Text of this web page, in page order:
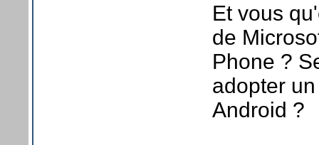
Et vous
de
Phone ?
adopter
Android ?